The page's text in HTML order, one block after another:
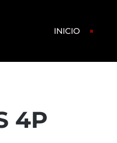
INICIO
4P